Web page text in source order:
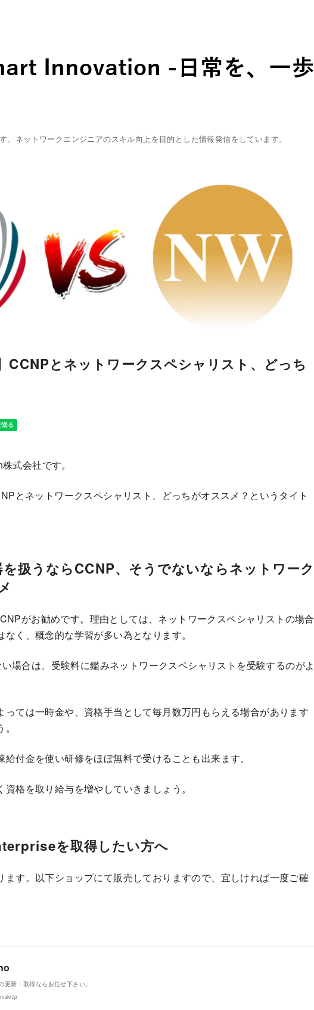
ネットワークエンジニアのスキル向上を目的とした情報発信をしています。
CCNPとネットワークスペシャリスト、どっち
式会社です。
とネットワークスペシャリスト、どっちがオススメ？というタイト
を扱うならCCNP、そうでないならネットワーク
がお勧めです。理由としては、ネットワークスペシャリストの場合
く、概念的な学習が多い為となります。
場合は、受験料に鑑みネットワークスペシャリストを受験するのがよ
っては一時金や、資格手当として毎月数万円もらえる場合があります
付金を使い研修をほぼ無料で受けることも出来ます。
格を取り給与を増やしていきましょう。
を取得したい方へ
す。以下ショップにて販売しておりますので、宜しければ一度ご確
更新・取得ならお任せ下さい。